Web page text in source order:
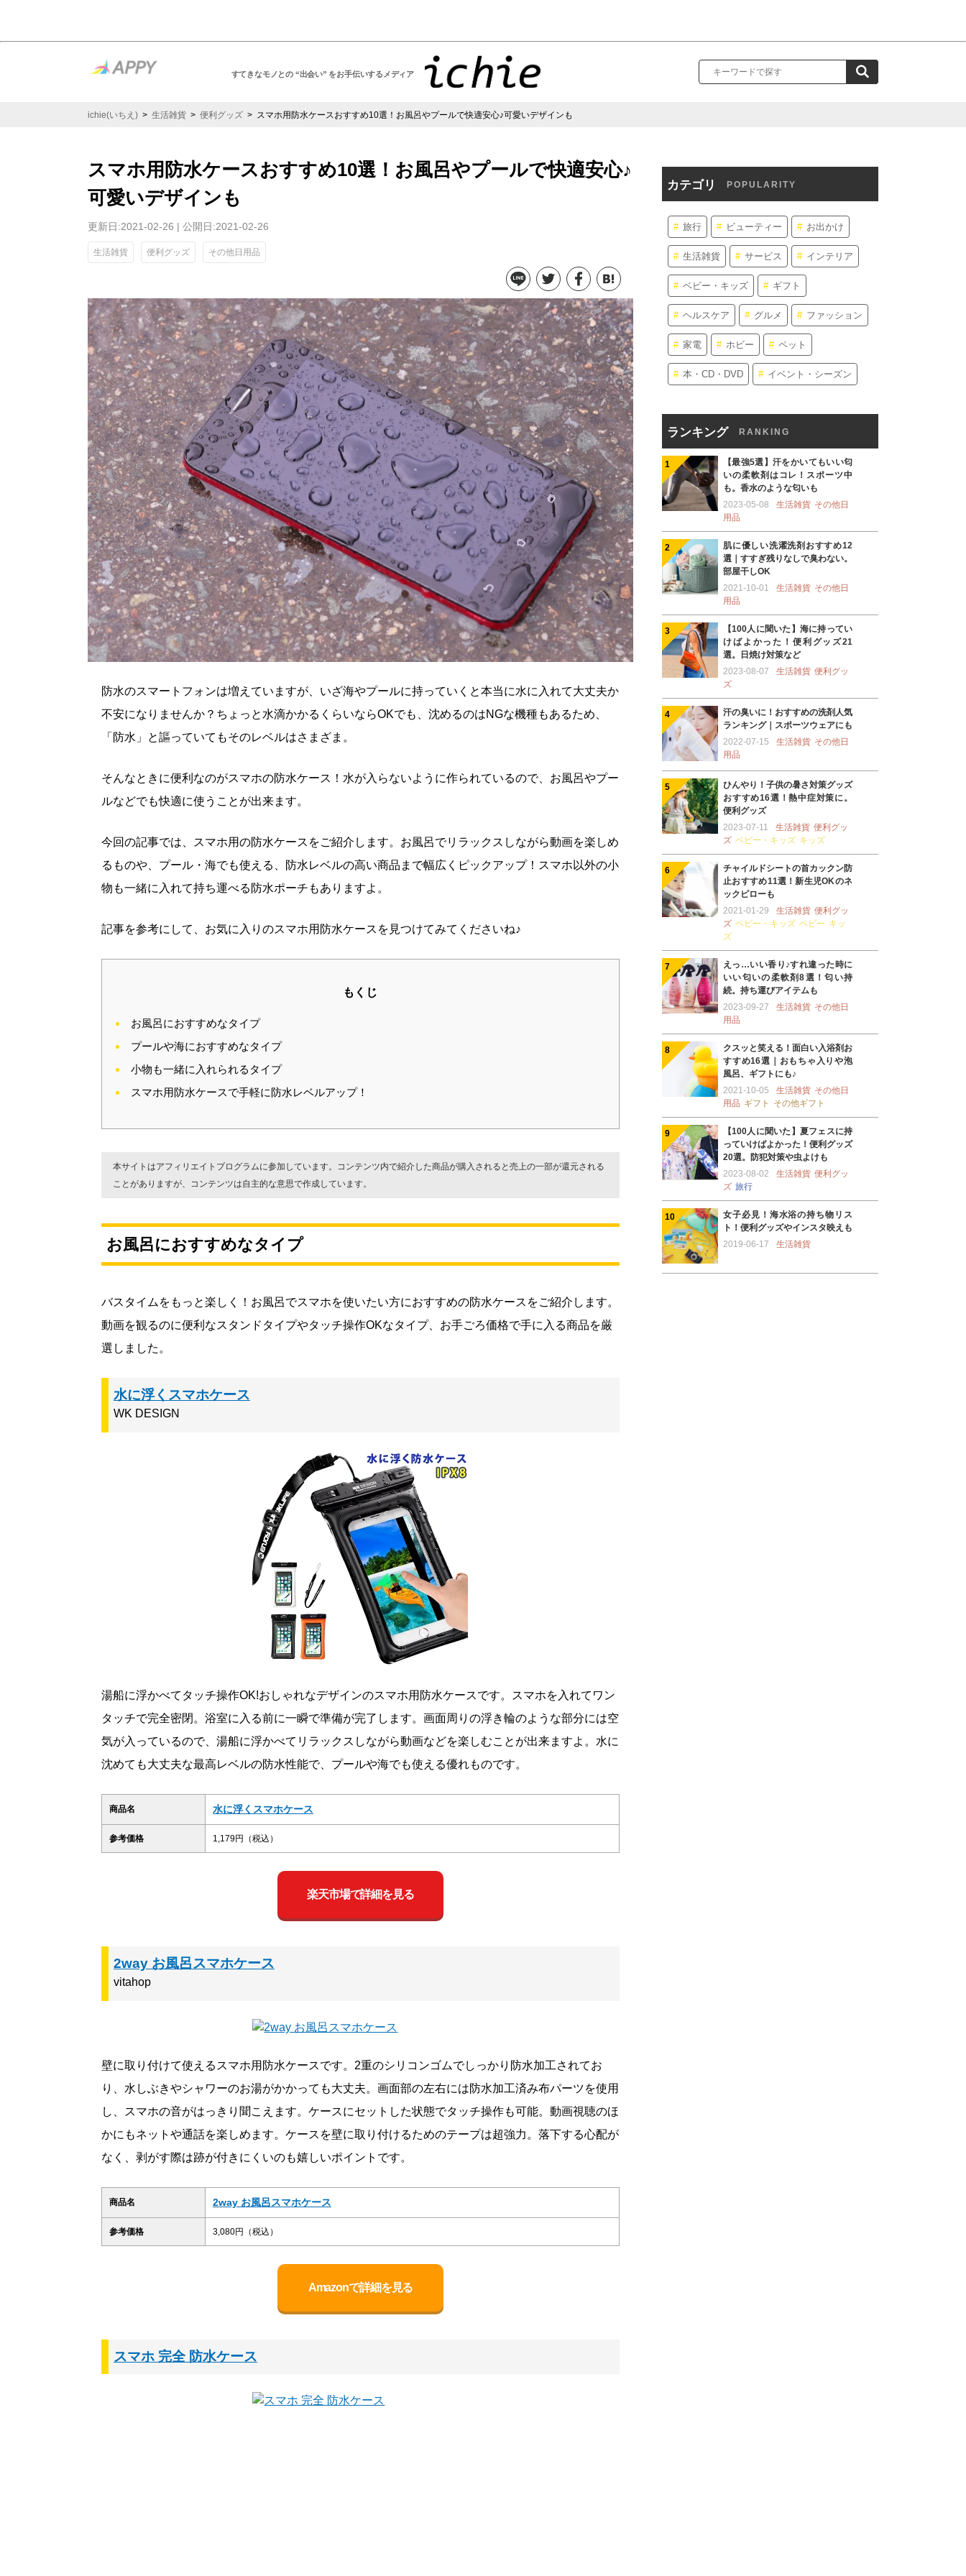
すてきなモノとの “出会い” をお手伝いするメディア
ichie(いちえ) > 生活雑貨 > 便利グッズ > スマホ用防水ケースおすすめ10選！お風呂やプールで快適安心♪可愛いデザインも
スマホ用防水ケースおすすめ10選！お風呂やプールで快適安心♪
可愛いデザインも
更新日:2021-02-26 | 公開日:2021-02-26
生活雑貨 便利グッズ その他日用品
防水のスマートフォンは増えていますが、いざ海やプールに持っていくと本当に水に入れて大丈夫か
不安になりませんか？ちょっと水滴かかるくらいならOKでも、沈めるのはNGな機種もあるため、
「防水」と謳っていてもそのレベルはさまざま。
そんなときに便利なのがスマホの防水ケース！水が入らないように作られているので、お風呂やプー
ルなどでも快適に使うことが出来ます。
今回の記事では、スマホ用の防水ケースをご紹介します。お風呂でリラックスしながら動画を楽しめ
るものや、プール・海でも使える、防水レベルの高い商品まで幅広くピックアップ！スマホ以外の小
物も一緒に入れて持ち運べる防水ポーチもありますよ。
記事を参考にして、お気に入りのスマホ用防水ケースを見つけてみてくださいね♪
もくじ
お風呂におすすめなタイプ
プールや海におすすめなタイプ
小物も一緒に入れられるタイプ
スマホ用防水ケースで手軽に防水レベルアップ！
本サイトはアフィリエイトプログラムに参加しています。コンテンツ内で紹介した商品が購入されると売上の一部が還元される
ことがありますが、コンテンツは自主的な意思で作成しています。
お風呂におすすめなタイプ
バスタイムをもっと楽しく！お風呂でスマホを使いたい方におすすめの防水ケースをご紹介します。
動画を観るのに便利なスタンドタイプやタッチ操作OKなタイプ、お手ごろ価格で手に入る商品を厳
選しました。
水に浮くスマホケース
WK DESIGN
湯船に浮かべてタッチ操作OK!おしゃれなデザインのスマホ用防水ケースです。スマホを入れてワン
タッチで完全密閉。浴室に入る前に一瞬で準備が完了します。画面周りの浮き輪のような部分には空
気が入っているので、湯船に浮かべてリラックスしながら動画などを楽しむことが出来ますよ。水に
沈めても大丈夫な最高レベルの防水性能で、プールや海でも使える優れものです。
商品名 水に浮くスマホケース
参考価格 1,179円（税込）
楽天市場で詳細を見る
2way お風呂スマホケース
vitahop
壁に取り付けて使えるスマホ用防水ケースです。2重のシリコンゴムでしっかり防水加工されてお
り、水しぶきやシャワーのお湯がかかっても大丈夫。画面部の左右には防水加工済み布パーツを使用
し、スマホの音がはっきり聞こえます。ケースにセットした状態でタッチ操作も可能。動画視聴のほ
かにもネットや通話を楽しめます。ケースを壁に取り付けるためのテープは超強力。落下する心配が
なく、剥がす際は跡が付きにくいのも嬉しいポイントです。
商品名 2way お風呂スマホケース
参考価格 3,080円（税込）
Amazonで詳細を見る
スマホ 完全 防水ケース
カテゴリ POPULARITY
旅行 ビューティー お出かけ
生活雑貨 サービス インテリア
ベビー・キッズ ギフト
ヘルスケア グルメ ファッション
家電 ホビー ペット
本・CD・DVD イベント・シーズン
ランキング RANKING
【最強5選】汗をかいてもいい匂
いの柔軟剤はコレ！スポーツ中
も。香水のような匂いも
2023-05-08
生活雑貨 その他日
用品
肌に優しい洗濯洗剤おすすめ12
選｜すすぎ残りなしで臭わない。
部屋干しOK
2021-10-01
生活雑貨 その他日
用品
【100人に聞いた】海に持ってい
けばよかった！便利グッズ21
選。日焼け対策など
2023-08-07
生活雑貨 便利グッ
ズ
汗の臭いに！おすすめの洗剤人気
ランキング｜スポーツウェアにも
2022-07-15
生活雑貨 その他日
用品
ひんやり！子供の暑さ対策グッズ
おすすめ16選！熱中症対策に。
便利グッズ
2023-07-11
生活雑貨 便利グッ
ズ ベビー・キッズ キッズ
チャイルドシートの首カックン防
止おすすめ11選！新生児OKのネ
ックピローも
2021-01-29
生活雑貨 便利グッ
ズ ベビー・キッズ ベビー キッ
ズ
えっ…いい香り♪すれ違った時に
いい匂いの柔軟剤8選！匂い持
続。持ち運びアイテムも
2023-09-27
生活雑貨 その他日
用品
クスッと笑える！面白い入浴剤お
すすめ16選｜おもちゃ入りや泡
風呂、ギフトにも♪
2021-10-05
生活雑貨 その他日
用品 ギフト その他ギフト
【100人に聞いた】夏フェスに持
っていけばよかった！便利グッズ
20選。防犯対策や虫よけも
2023-08-02
生活雑貨 便利グッ
ズ 旅行
女子必見！海水浴の持ち物リス
ト！便利グッズやインスタ映えも
2019-06-17
生活雑貨